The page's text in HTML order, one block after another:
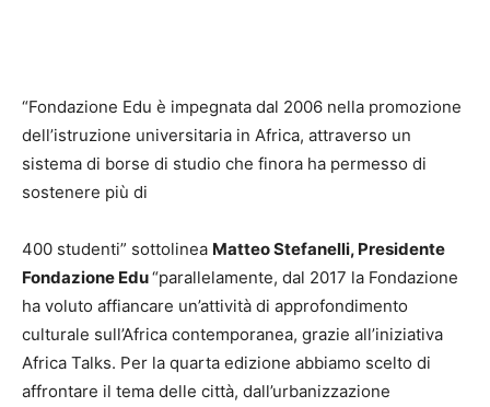
“Fondazione Edu è impegnata dal 2006 nella promozione
dell’istruzione universitaria in Africa, attraverso un
sistema di borse di studio che finora ha permesso di
sostenere più di
400 studenti” sottolinea Matteo Stefanelli, Presidente
Fondazione Edu“parallelamente, dal 2017 la Fondazione
ha voluto affiancare un’attività di approfondimento
culturale sull’Africa contemporanea, grazie all’iniziativa
Africa Talks. Per la quarta edizione abbiamo scelto di
affrontare il tema delle città, dall’urbanizzazione